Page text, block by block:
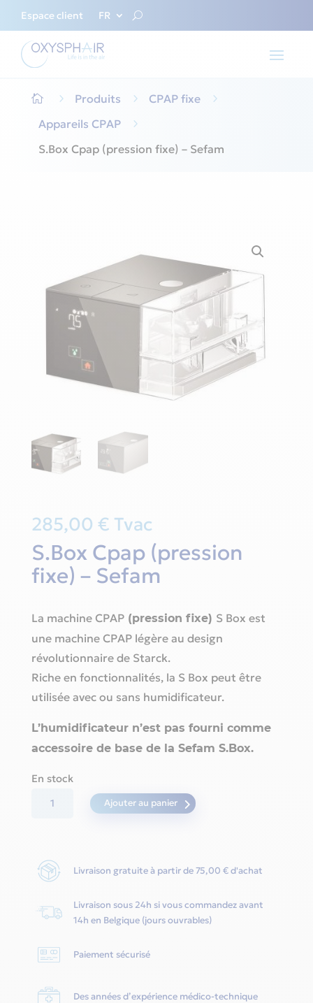
Espace client FR
 5 Produits 5 CPAP fixe
5
Appareils CPAP
5
S.Box Cpap (pression fixe) – Sefam
285,00 € Tvac
S.Box Cpap (pression
fixe) – Sefam
La machine CPAP(pression fixe) S Box est
une machine CPAP légère au design
révolutionnaire de Starck.
Riche en fonctionnalités, la S Box peut être
utilisée avec ou sans humidificateur.
L’humidificateur n’est pas fourni comme
accessoire de base de la Sefam S.Box.
En stock
quantité
(pression
Ajouter au panier
Livraison gratuite à partir de 75,00 € d'achat
Livraison sous 24h si vous commandez avant
14h en Belgique (jours ouvrables)
Paiement sécurisé
Des années d’expérience médico-technique